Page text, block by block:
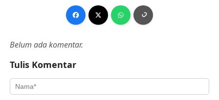
Belum ada komentar.
Tulis Komentar